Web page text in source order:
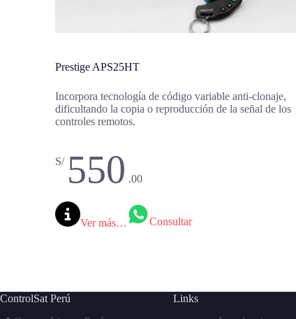
Prestige APS25HT
Incorpora tecnología de código variable anti-clonaje,
dificultando la copia o reproducción de la señal de los
controles remotos.
S/ 550 .00
Ver más… Consultar
ControlSat Perú
Links